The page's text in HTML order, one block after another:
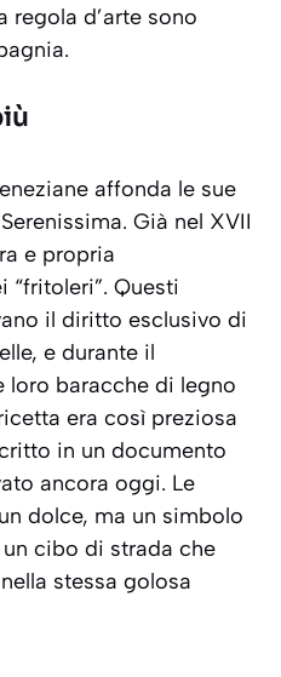
d’arte sono
affonda le sue
Già nel XVII
e propria
“fritoleri”. Questi
il diritto esclusivo di
e durante il
loro baracche di legno
era così preziosa
in un documento
ancora oggi. Le
dolce, ma un simbolo
cibo di strada che
stessa golosa